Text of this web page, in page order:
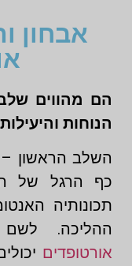
אבחון
הם מהווים
הנוחות
השלב הראשון –
כף הרגל של
תכונותיה
ההליכה.
אורטופדים